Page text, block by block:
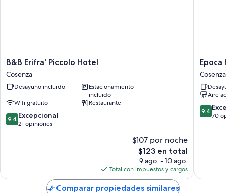
B&B
Erifra'
Piccolo
Hotel
B&B Erifra' Piccolo Hotel
Cosenza
Desayuno incluido
Estacionamiento
incluido
Wifi gratuito
Restaurante
9.4
de
9.4 Excepcional
21 opiniones
$107 por noche
El
precio
actual
es
de
$123 en total
9 ago. - 10 ago.
Total con impuestos y cargos
Epoca
Home
Cosenza
Epoca
Cosenza
Aire
9.4
de
9.4
70
Comparar propiedades similares